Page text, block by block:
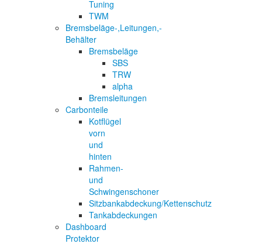
Tuning
TWM
Bremsbeläge-,Leitungen,-
Behälter
Bremsbeläge
SBS
TRW
alpha
Bremsleitungen
Carbonteile
Kotflügel
vorn
und
hinten
Rahmen-
und
Schwingenschoner
Sitzbankabdeckung/Kettenschutz
Tankabdeckungen
Dashboard
Protektor